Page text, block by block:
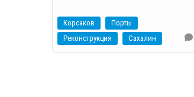
Корсаков
Порты
Реконструкция
Сахалин